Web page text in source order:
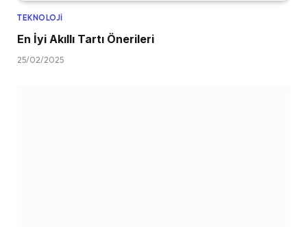
TEKNOLOJI
En İyi Akıllı Tartı Önerileri
25/02/2025